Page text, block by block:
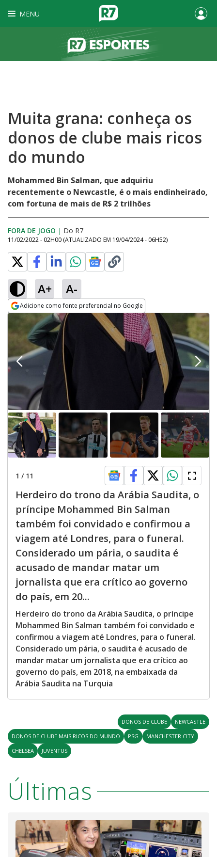
MENU
Muita grana: conheça os
donos de clube mais ricos
do mundo
Mohammed Bin Salman, que adquiriu
recentemente o Newcastle, é o mais endinheirado,
com fortuna de mais de R$ 2 trilhões
FORA DE JOGO | Do R7
11/02/2022 - 02H00 (ATUALIZADO EM 19/04/2024 - 06H52)
A+ A-
Adicione como fonte preferencial no Google
Opens in new window
1 / 11
Herdeiro do trono da Arábia Saudita, o
príncipe Mohammed Bin Salman
também foi convidado e confirmou a
viagem até Londres, para o funeral.
Considerado um pária, o saudita é
acusado de mandar matar um
jornalista que era crítico ao governo
do país, em 20...
Herdeiro do trono da Arábia Saudita, o príncipe
Mohammed Bin Salman também foi convidado e
confirmou a viagem até Londres, para o funeral.
Considerado um pária, o saudita é acusado de
mandar matar um jornalista que era crítico ao
governo do país, em 2018, na embaixada da
Arábia Saudita na Turquia
DONOS DE CLUBE
NEWCASTLE
DONOS DE CLUBE MAIS RICOS DO MUNDO
PSG
MANCHESTER CITY
CHELSEA
JUVENTUS
Últimas